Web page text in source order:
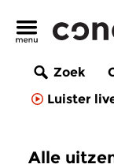
Zoek
Luister
Alle